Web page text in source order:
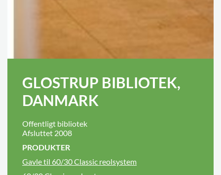
GLOSTRUP BIBLIOTEK,
DANMARK
Offentligt bibliotek
Afsluttet 2008
PRODUKTER
Gavle til 60/30 Classic reolsystem